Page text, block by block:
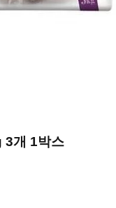
3개 1박스